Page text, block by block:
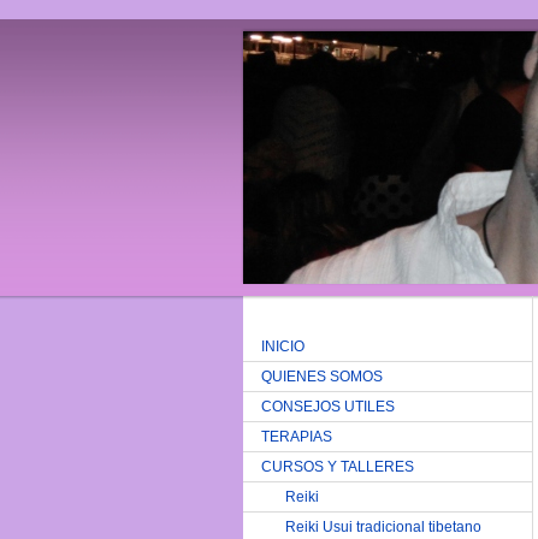
INICIO
QUIENES SOMOS
CONSEJOS UTILES
TERAPIAS
CURSOS Y TALLERES
Reiki
Reiki Usui tradicional tibetano